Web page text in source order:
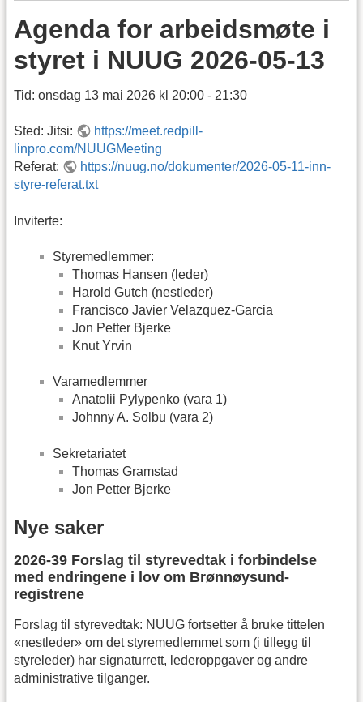
Agenda for arbeidsmøte i
styret i NUUG 2026-05-13
Tid: onsdag 13 mai 2026 kl 20:00 - 21:30
Sted: Jitsi:
https://meet.redpill-
linpro.com/NUUGMeeting
Referat:
https://nuug.no/dokumenter/2026-05-11-inn-
styre-referat.txt
Inviterte:
Styremedlemmer:
Thomas Hansen (leder)
Harold Gutch (nestleder)
Francisco Javier Velazquez-Garcia
Jon Petter Bjerke
Knut Yrvin
Varamedlemmer
Anatolii Pylypenko (vara 1)
Johnny A. Solbu (vara 2)
Sekretariatet
Thomas Gramstad
Jon Petter Bjerke
Nye saker
2026-39 Forslag til styrevedtak i forbindelse
med endringene i lov om Brønnøysund-
registrene
Forslag til styrevedtak: NUUG fortsetter å bruke tittelen
«nestleder» om det styremedlemmet som (i tillegg til
styreleder) har signaturrett, lederoppgaver og andre
administrative tilganger.